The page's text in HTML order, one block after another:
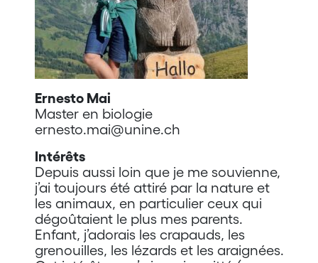
Ernesto Mai
Master en biologie
ernesto.mai@unine.ch
Intérêts
Depuis aussi loin que je me souvienne,
j’ai toujours été attiré par la nature et
les animaux, en particulier ceux qui
dégoûtaient le plus mes parents.
Enfant, j’adorais les crapauds, les
grenouilles, les lézards et les araignées.